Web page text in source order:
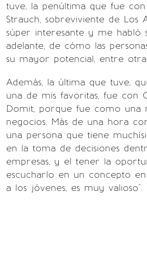
tuve, la penúltima que fue
Strauch, sobreviviente de Los
súper interesante y me habló
adelante, de cómo las
su mayor potencial, entre
Además, la última que tuve,
una de mis favoritas, fue con
Domit, porque fue como una
negocios. Más de una hora
una persona que tiene
en la toma de decisiones
empresas, y el tener la
escucharlo en un concepto
a los jóvenes, es muy valioso".